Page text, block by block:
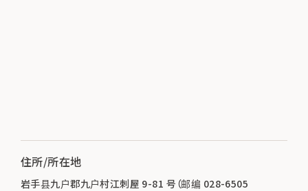
住所/所在地
岩手县九户郡九户村江刺屋 9-81 号（邮编 028-6505